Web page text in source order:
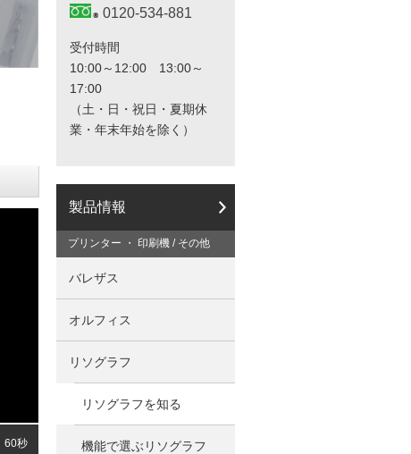
60秒
合
せ
と
タ
ロ
グ
請
求
こ
ち
ら
0120-534-881
受付時間
10:00～12:00 13:00～
17:00
（土・日・祝日・夏期休
業・年末年始を除く）
製品情報
プリンター ・ 印刷機 / その他
バレザス
オルフィス
リソグラフ
リソグラフを知る
機能で選ぶリソグラフ